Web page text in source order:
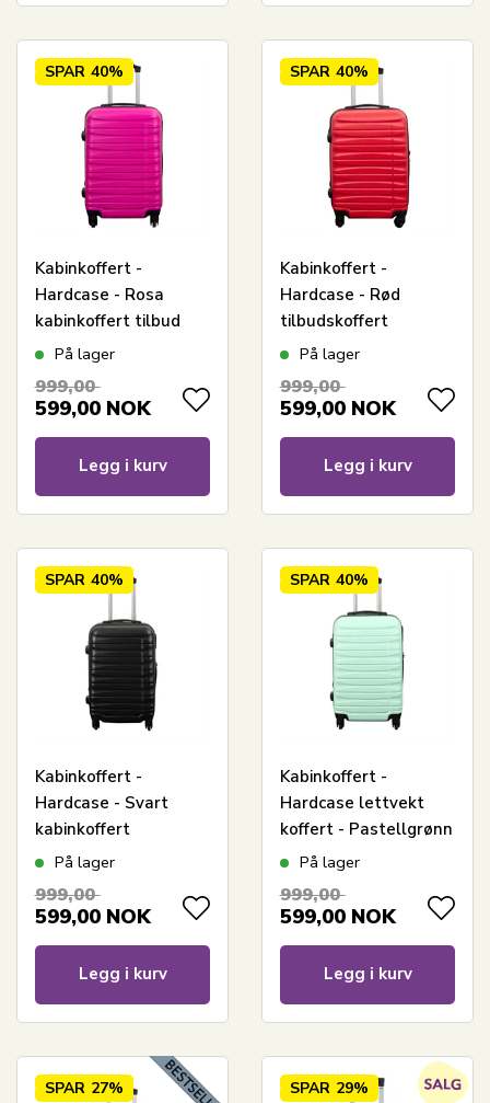
SPAR 40%
Kabinkoffert -
Hardcase - Rosa
kabinkoffert tilbud
På lager
999,00
599,00 NOK
Legg i kurv
SPAR 40%
Kabinkoffert -
Hardcase - Rød
tilbudskoffert
På lager
999,00
599,00 NOK
Legg i kurv
SPAR 40%
Kabinkoffert -
Hardcase - Svart
kabinkoffert
På lager
999,00
599,00 NOK
Legg i kurv
SPAR 40%
Kabinkoffert -
Hardcase lettvekt
koffert - Pastellgrønn
tilbud koffert
På lager
999,00
599,00 NOK
Legg i kurv
SPAR 27% SPAR 29%